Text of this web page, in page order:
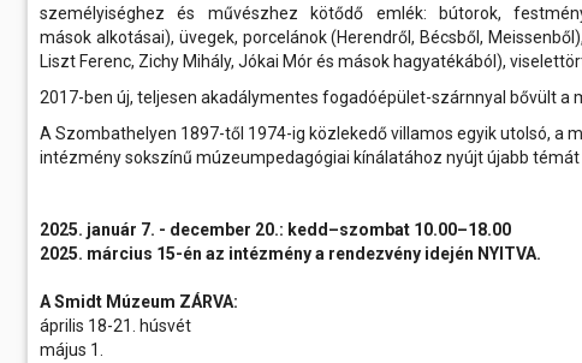
személyiséghez és művészhez kötődő emlék: bútorok,
mások alkotásai), üvegek, porcelánok (Herendről, Bécsből,
Liszt Ferenc, Zichy Mihály, Jókai Mór és mások hagyatékából),
2017-ben új, teljesen akadálymentes fogadóépület-szárnnyal bővült a
A Szombathelyen 1897-től 1974-ig közlekedő villamos egyik utolsó, a
intézmény sokszínű múzeumpedagógiai kínálatához nyújt újabb témát
2025. január 7. - december 20.: kedd–szombat 10.00–18.00
2025. március 15-én az intézmény a rendezvény idején NYITVA.
A Smidt Múzeum ZÁRVA:
április 18-21. húsvét
május 1.